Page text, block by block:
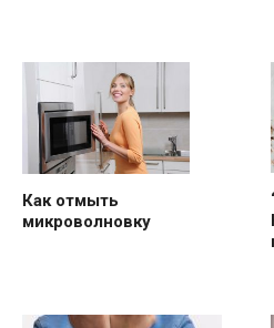
Как отмыть
микроволновку